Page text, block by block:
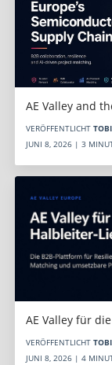
AE Valley and
VERÖFFENTLICHT
JUNI 8, 2026 | 3
AE Valley für
VERÖFFENTLICHT
JUNI 8, 2026 | 4